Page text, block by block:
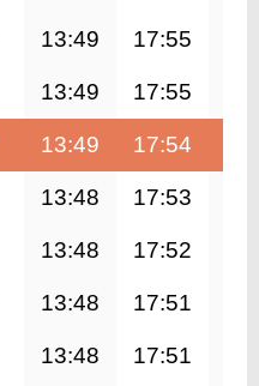
13:49 17:55
13:49 17:55
13:49 17:54
13:48 17:53
13:48 17:52
13:48 17:51
13:48 17:51